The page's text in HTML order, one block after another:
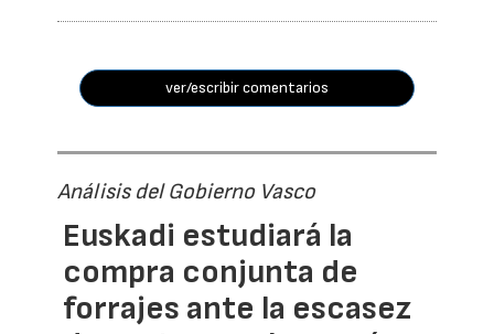
ver/escribir comentarios
Análisis del Gobierno Vasco
Euskadi estudiará la
compra conjunta de
forrajes ante la escasez